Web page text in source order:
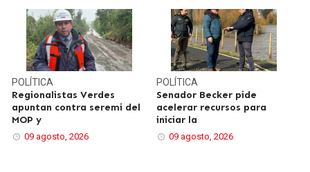
POLÍTICA
Regionalistas Verdes
apuntan contra seremi del
MOP y
09 agosto, 2026
POLÍTICA
Senador Becker pide
acelerar recursos para
iniciar la
09 agosto, 2026